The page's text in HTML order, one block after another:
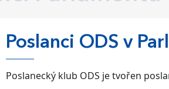
Poslanci ODS v
Poslanecký klub ODS je tvořen